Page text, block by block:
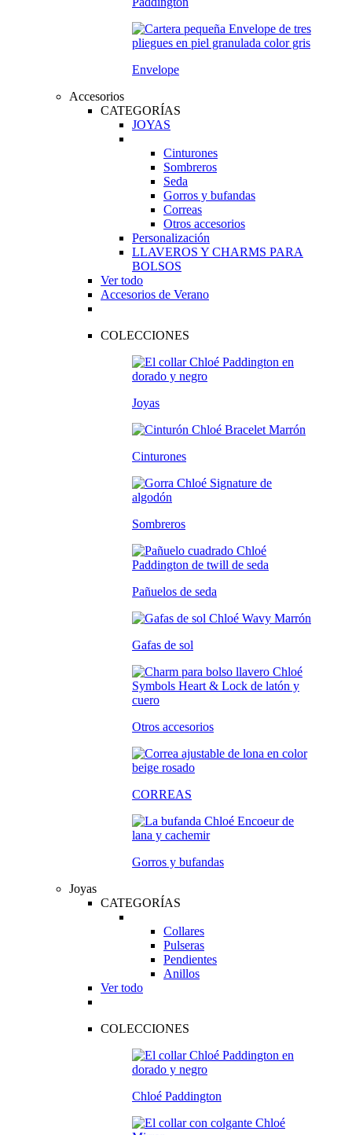
Envelope
Accesorios
CATEGORÍAS
JOYAS
Cinturones
Sombreros
Seda
Gorros y bufandas
Correas
Otros accesorios
Personalización
LLAVEROS Y CHARMS PARA
BOLSOS
Ver todo
Accesorios de Verano
COLECCIONES
Joyas
Cinturones
Sombreros
Pañuelos de seda
Gafas de sol
Otros accesorios
CORREAS
Gorros y bufandas
Joyas
CATEGORÍAS
Collares
Pulseras
Pendientes
Anillos
Ver todo
COLECCIONES
Chloé Paddington